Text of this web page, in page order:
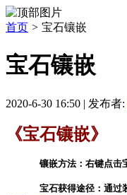
首页 > 宝石镶嵌
宝石镶嵌
2020-6-30 16:50 | 发布者:
《宝石镶嵌》
镶嵌方法：右键点击
宝石获得途径：通过